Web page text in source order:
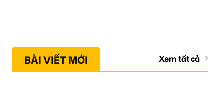
BÀI VIẾT MỚI Xem tất cả